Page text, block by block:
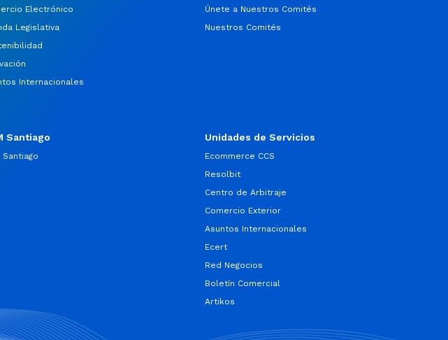
Electrónico
Legislativa
Internacionales
Únete a Nuestros Comités
Nuestros Comités
Santiago
Santiago
Unidades de Servicios
Ecommerce CCS
Resolbit
Centro de Arbitraje
Comercio Exterior
Asuntos Internacionales
Ecert
Red Negocios
Boletín Comercial
Artikos